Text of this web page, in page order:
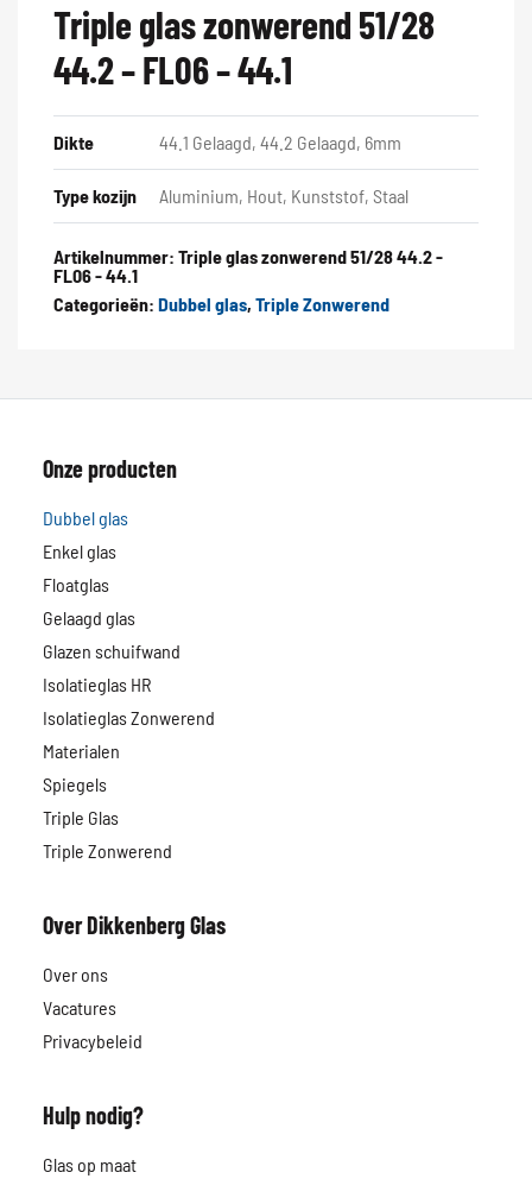
Triple glas zonwerend 51/28
44.2 – FL06 – 44.1
Dikte 44.1 Gelaagd, 44.2 Gelaagd, 6mm
Type kozijn Aluminium, Hout, Kunststof, Staal
Artikelnummer: Triple glas zonwerend 51/28 44.2 -
FL06 - 44.1
Categorieën: Dubbel glas, Triple Zonwerend
Onze producten
Dubbel glas
Enkel glas
Floatglas
Gelaagd glas
Glazen schuifwand
Isolatieglas HR
Isolatieglas Zonwerend
Materialen
Spiegels
Triple Glas
Triple Zonwerend
Over Dikkenberg Glas
Over ons
Vacatures
Privacybeleid
Hulp nodig?
Glas op maat